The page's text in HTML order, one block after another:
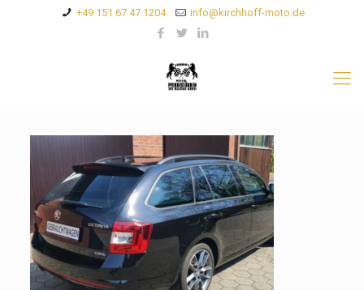
+49 151 67 47 1204 info@kirchhoff-moto.de